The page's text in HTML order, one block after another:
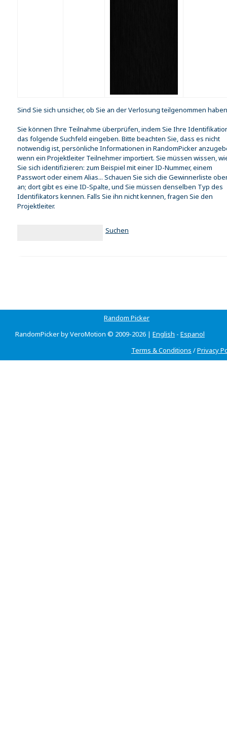
Sind Sie sich unsicher, ob Sie an der Verlosung teilgenommen
Sie können Ihre Teilnahme überprüfen, indem Sie Ihre
das folgende Suchfeld eingeben. Bitte beachten Sie, dass es nicht
notwendig ist, persönliche Informationen in RandomPicker
wenn ein Projektleiter Teilnehmer importiert. Sie müssen wissen,
Sie sich identifizieren: zum Beispiel mit einer ID-Nummer, einem
Passwort oder einem Alias... Schauen Sie sich die Gewinnerliste
an; dort gibt es eine ID-Spalte, und Sie müssen denselben Typ des
Identifikators kennen. Falls Sie ihn nicht kennen, fragen Sie den
Projektleiter.
Suchen
Random Picker
RandomPicker by VeroMotion © 2009-2026 | English - Espanol
Terms & Conditions /Privacy